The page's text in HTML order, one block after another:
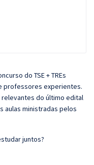
do TSE + TREs
professores experientes.
do último edital
aulas ministradas pelos
juntos?